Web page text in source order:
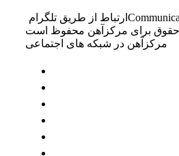
ارتباط از طریق تلگرام
حقوق برای مرکزآهن محفوظ است
مرکزآهن در شبکه های اجتماعی